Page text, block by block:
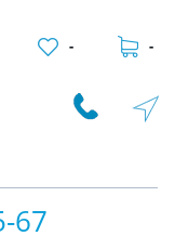
- -
67